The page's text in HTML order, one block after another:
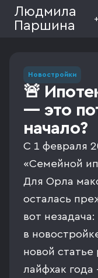
Людмила
Паршина
Новостройки
🚨
— это
начало?
С 1 февраля
«Семейной
Для Орла
осталась
вот
в
новой статье
лайфхак